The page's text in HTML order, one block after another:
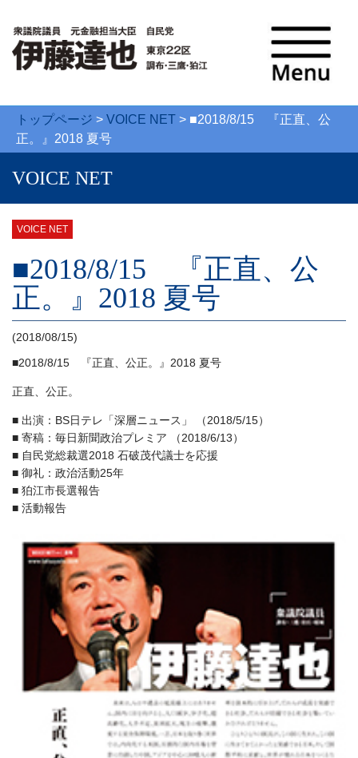
トップページ > VOICE NET > ■2018/8/15 『正直、公
正。』2018 夏号
VOICE NET
VOICE NET
■2018/8/15 『正直、公
正。』2018 夏号
(2018/08/15)
■2018/8/15 『正直、公正。』2018 夏号
正直、公正。
■ 出演：BS日テレ「深層ニュース」 （2018/5/15）
■ 寄稿：毎日新聞政治プレミア （2018/6/13）
■ 自民党総裁選2018 石破茂代議士を応援
■ 御礼：政治活動25年
■ 狛江市長選報告
■ 活動報告